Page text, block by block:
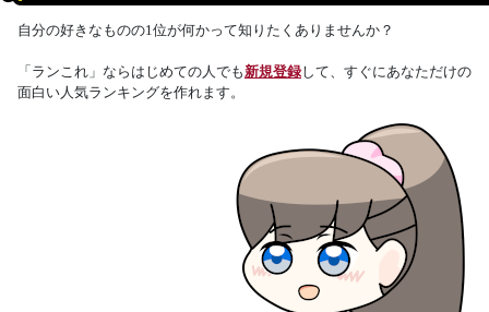
自分の好きなものの1位が何かって知りたくありませんか？
「ランこれ」ならはじめての人でも新規登録して、すぐにあなただけの
面白い人気ランキングを作れます。